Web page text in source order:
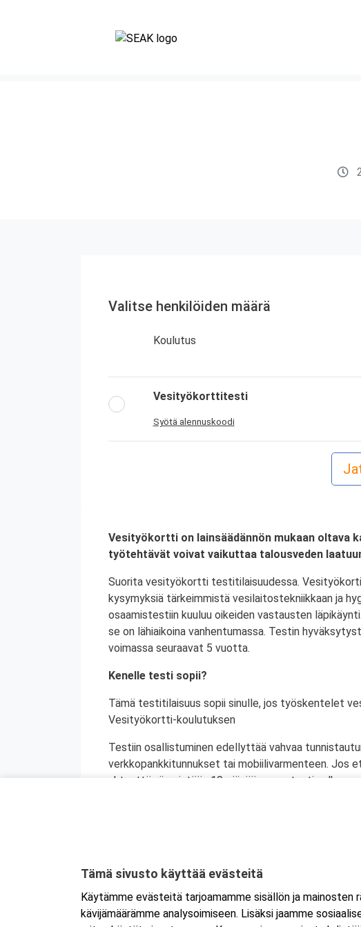
Valitse henkilöiden määrä
Koulutus
Vesityökorttitesti
Syötä alennuskoodi
Vesityökortti on lainsäädännön mukaan oltava
työtehtävät voivat vaikuttaa talousveden
Suorita vesityökortti testitilaisuudessa.
kysymyksiä tärkeimmistä vesilaitostekniikkaan ja
osaamistestiin kuuluu oikeiden vastausten
se on lähiaikoina vanhentumassa. Testin
voimassa seuraavat 5 vuotta.
Kenelle testi sopii?
Tämä testitilaisuus sopii sinulle, jos työskentelet
Vesityökortti-koulutuksen
Testiin osallistuminen edellyttää vahvaa
verkkopankkitunnukset tai mobiilivarmenteen. Jos
yhteyttä viimeistään 10 päivää ennen testin alkua.
Tämä sivusto käyttää evästeitä
Käytämme evästeitä tarjoamamme sisällön ja mainosten
kävijämäärämme analysoimiseen. Lisäksi jaamme